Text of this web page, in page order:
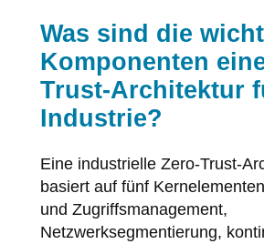
Was sind die
Komponenten
Trust-Architektur
Industrie?
Eine industrielle Zero-Trust-
basiert auf fünf
und Zugriffsmanagement,
Netzwerksegmentierung,